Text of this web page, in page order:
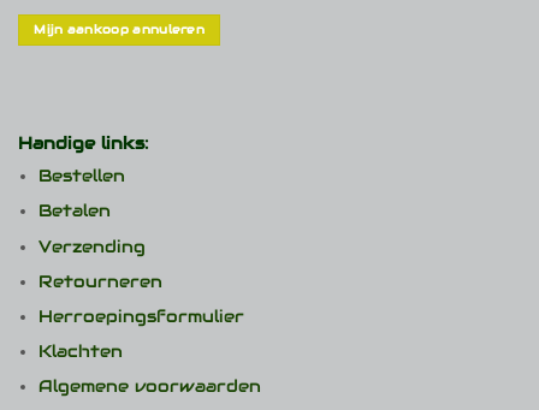
Mijn aankoop annuleren
Handige links:
Bestellen
Betalen
Verzending
Retourneren
Herroepingsformulier
Klachten
Algemene voorwaarden